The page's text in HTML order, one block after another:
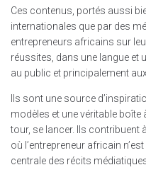
Ces contenus, portés aussi
internationales que par des
entrepreneurs africains sur
réussites, dans une langue et
au public et principalement
Ils sont une source
modèles et une véritable
tour, se lancer. Ils
où l’entrepreneur africain
centrale des récits